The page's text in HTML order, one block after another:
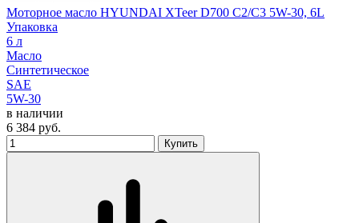
Моторное масло HYUNDAI XTeer D700 C2/C3 5W-30, 6L
Упаковка
6 л
Масло
Синтетическое
SAE
5W-30
в наличии
6 384 руб.
Купить